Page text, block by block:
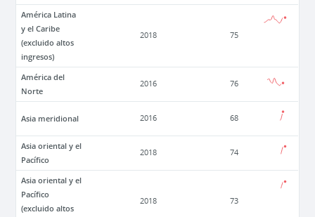
América Latina
y el Caribe
(excluido altos
ingresos)
2018 75
América del
Norte
2016 76
Asia meridional 2016 68
Asia oriental y el
Pacífico
2018 74
Asia oriental y el
Pacífico
(excluido altos
2018 73